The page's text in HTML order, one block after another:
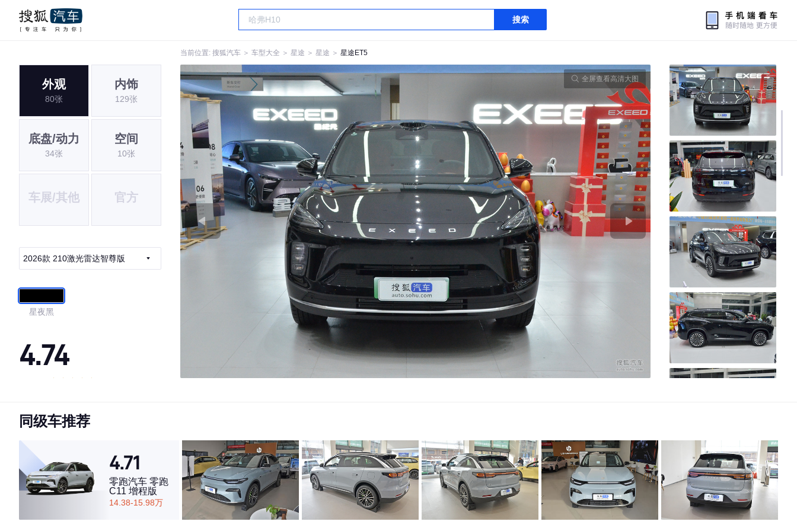
搜索
当前位置: 搜狐汽车 ＞ 车型大全 ＞ 星途 ＞ 星途 ＞ 星途ET5
外观
80张
内饰
129张
底盘/动力
34张
空间
10张
车展/其他 官方
2026款 210激光雷达智尊版
星夜黑
4.74
·内饰表现较为优秀，优于91%同级车
·空间表现一般，低于75%同级车
全屏查看高清大图
同级车推荐
4.71
零跑汽车 零跑
C11 增程版
14.38-15.98万